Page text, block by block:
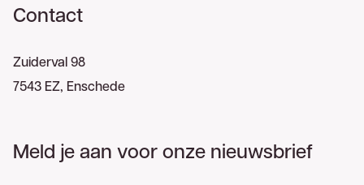
Contact
Zuiderval 98
7543 EZ, Enschede
Meld je aan voor onze nieuwsbrief